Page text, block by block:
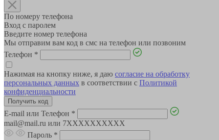
По номеру телефона
Вход с паролем
Введите номер телефона
Мы отправим вам код в смс на телефон или позвоним
Телефон *
Нажимая на кнопку ниже, я даю согласие на обработку
персональных данных в соответствии с Политикой
конфиденциальности
E-mail или Телефон *
mail@mail.ru или 7XXXXXXXXXX
Пароль *